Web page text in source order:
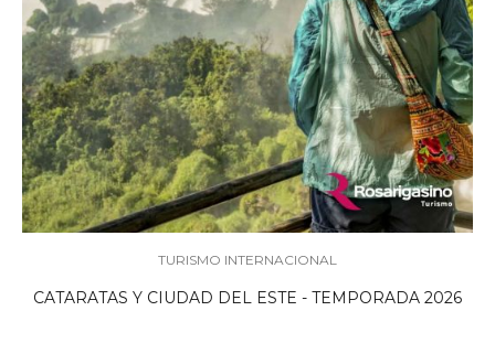
TURISMO INTERNACIONAL
CATARATAS Y CIUDAD DEL ESTE - TEMPORADA 2026